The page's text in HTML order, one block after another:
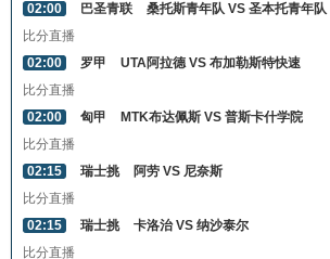
02:00
巴圣青联
桑托斯青年队 VS 圣本托青年队
比分直播
02:00
罗甲
UTA阿拉德 VS 布加勒斯特快速
比分直播
02:00
匈甲
MTK布达佩斯 VS 普斯卡什学院
比分直播
02:15
瑞士挑
阿劳 VS 尼奈斯
比分直播
02:15
瑞士挑
卡洛治 VS 纳沙泰尔
比分直播